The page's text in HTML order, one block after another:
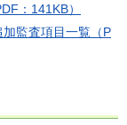
：141KB）
加監査項目一覧（P